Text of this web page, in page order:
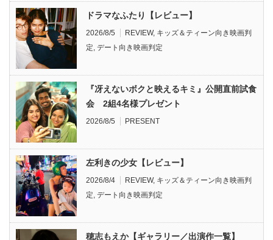
ドラマなふたり【レビュー】
2026/8/5 REVIEW, キッズ＆ティーン向き映画判
定, デート向き映画判定
『冴えないボクと映えるキミ』公開直前試食
会 2組4名様プレゼント
2026/8/5 PRESENT
左利きの少女【レビュー】
2026/8/4 REVIEW, キッズ＆ティーン向き映画判
定, デート向き映画判定
穂志もえか【ギャラリー／出演作一覧】